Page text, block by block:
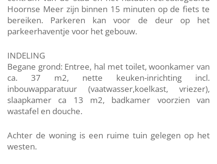
Hoornse Meer zijn binnen 15 minuten op de fiets te
bereiken. Parkeren kan voor de deur op het
parkeerhaventje voor het gebouw.
INDELING
Begane grond: Entree, hal met toilet, woonkamer van
ca. 37 m2, nette keuken-inrichting incl.
inbouwapparatuur (vaatwasser,koelkast, vriezer),
slaapkamer ca 13 m2, badkamer voorzien van
wastafel en douche.
Achter de woning is een ruime tuin gelegen op het
westen.